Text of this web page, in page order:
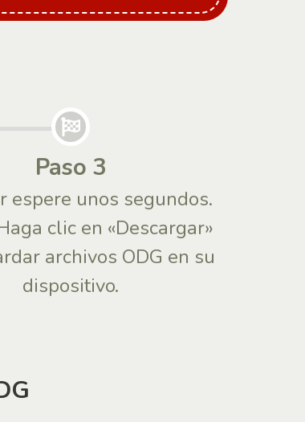
Paso 3
espere unos segundos.
clic en «Descargar»
archivos ODG en su
dispositivo.